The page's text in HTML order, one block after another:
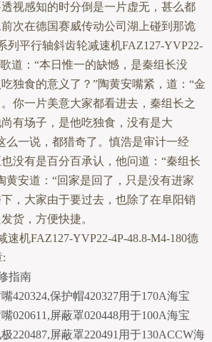
视感知的时分倒是一片虚无，甚么都
次在德国赛威传动公司湖上碰到那诡
列平行轴斜齿轮减速机FAZ127-YVP22-
道：“本日惟一的缺憾，是秦组长没
独食的意义了？”陶黄安嘴紧，道：“金
你一片美意大家都看进去，秦组长之
有场子，是他吃独食，没有是大
么一说，都猎奇了。慎浩是审计一经
没有是百分百承认，他问道：“秦组长
黄安道：“回家是回了，只是没有进家
，大家由于要过去，也除了在阜阳销
货，方便快捷。
速机FAZ127-YVP22-4P-48.8-M4-180德
:
指南
420324,保护帽420327用于170A海宝
020611,屏蔽罩020448用于100A海宝
220487,屏蔽罩220491用于130ACCW海